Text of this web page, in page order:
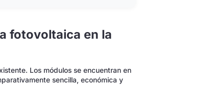
fotovoltaica en la
Los módulos se encuentran en
sencilla, económica y